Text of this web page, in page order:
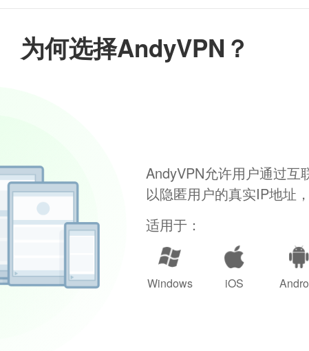
为何选择AndyVPN？
AndyVPN允许用户通过互
以隐匿用户的真实IP地址
适用于：
Windows iOS